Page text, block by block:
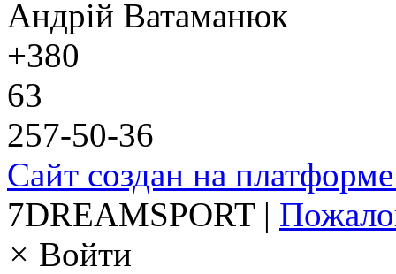
Андрій Ватаманюк
+380
63
257-50-36
Сайт создан на
7DREAMSPORT |
× Войти